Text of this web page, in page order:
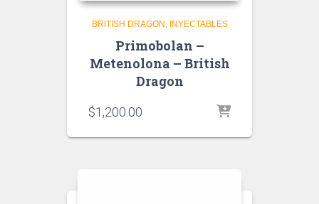
BRITISH DRAGON INYECTABLES
Primobolan –
Metenolona – British
Dragon
$1,200.00